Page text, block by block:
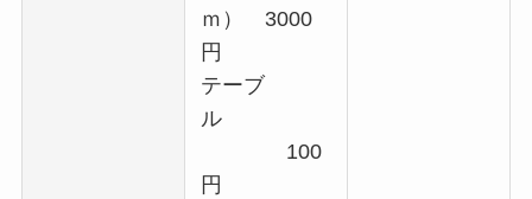
ｍ） 3000
円
テーブ
ル
100
円